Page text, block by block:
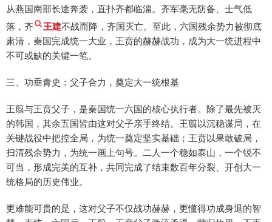
从燕国南部长途奔袭，直扑齐都临淄。齐军毫无防备、士气低
落，齐
王建不战而降，齐国灭亡。至此，六国残余势力被彻底
肃清，秦国完成统一大业，王贲的赫赫战功，成为大一统进程中
不可或缺的关键一笔。
三、功垂青史：父子合力，奠定大一统根基
王翦与王贲父子，是秦国统一六国的核心执行者。除了最先被灭
的韩国，其余五国皆由这对父子亲手终结。王翦以沉稳谋局，在
关键战役中把控全局，为统一奠定坚实基础；王贲以果敢破局，
扫清残余势力，为统一画上句号。二人一个稳如泰山，一个锐不
可当，形成完美的互补，共同完成了结束数百年分裂、开创大一
统格局的历史伟业。
更难能可贵的是，这对父子不仅战功赫赫，更懂得功成身退的智